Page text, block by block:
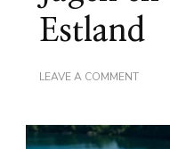
Estland
LEAVE A COMMENTON